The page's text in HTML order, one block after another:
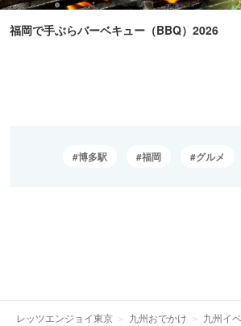
福岡で手ぶらバーベキュー（BBQ）2026
博多駅 福岡 グルメ
レッツエンジョイ東京 九州おでかけ 九州イ